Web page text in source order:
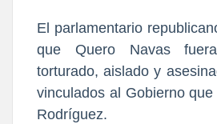
El parlamentario
que Quero Navas fuera
torturado, aislado y
vinculados al Gobierno
Rodríguez.